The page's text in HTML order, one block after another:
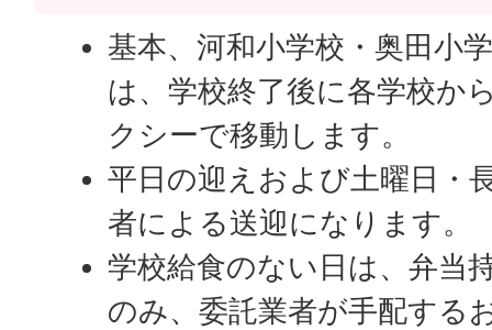
基本、河和小学校・奥田小
は、学校終了後に各学校か
クシーで移動します。
平日の迎えおよび土曜日・
者による送迎になります。
学校給食のない日は、弁当
のみ、委託業者が手配する